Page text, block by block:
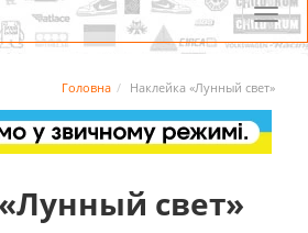
Головна Наклейка «Лунный свет»
свет»